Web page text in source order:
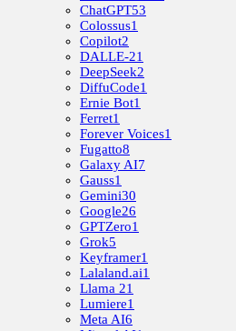
ChatGPT53
Colossus1
Copilot2
DALLE-21
DeepSeek2
DiffuCode1
Ernie Bot1
Ferret1
Forever Voices1
Fugatto8
Galaxy AI7
Gauss1
Gemini30
Google26
GPTZero1
Grok5
Keyframer1
Lalaland.ai1
Llama 21
Lumiere1
Meta AI6